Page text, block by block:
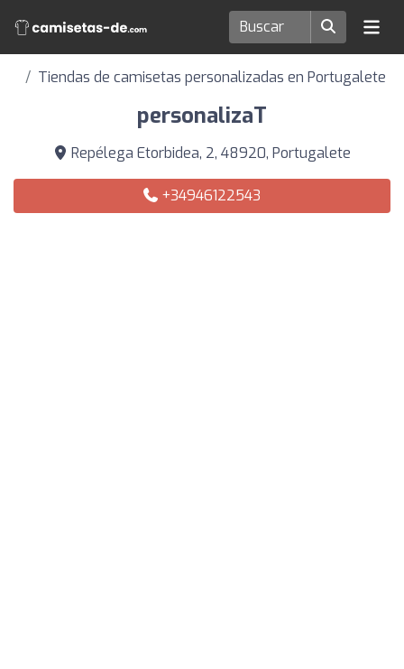
Tiendas de camisetas personalizadas en Portugalete
personalizaT
Repélega Etorbidea, 2, 48920, Portugalete
+34946122543